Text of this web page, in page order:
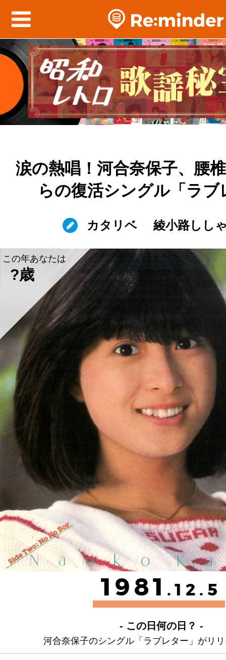
涙の熱唱！河合奈保子、腰
らの復活シングル「ラブ
カタリベ 綾小路しし
この年あなたは
?歳
1981 .12.5
- この日何の日？ -
河合奈保子のシングル「ラブレター」がリ